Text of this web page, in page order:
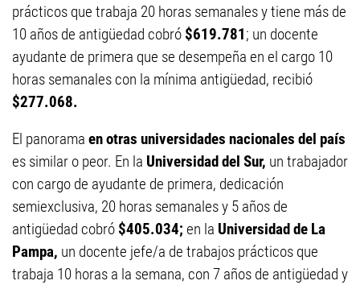
prácticos que trabaja 20 horas semanales y tiene más de
10 años de antigüedad cobró $619.781; un docente
ayudante de primera que se desempeña en el cargo 10
horas semanales con la mínima antigüedad, recibió
$277.068.
El panorama en otras universidades nacionales del país
es similar o peor. En la Universidad del Sur, un trabajador
con cargo de ayudante de primera, dedicación
semiexclusiva, 20 horas semanales y 5 años de
antigüedad cobró $405.034; en la Universidad de La
Pampa, un docente jefe/a de trabajos prácticos que
trabaja 10 horas a la semana, con 7 años de antigüedad y